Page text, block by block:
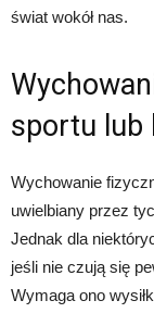
świat wokół nas.
sportu lub
Wychowanie
uwielbiany przez
Jednak dla
jeśli nie czują się
Wymaga ono